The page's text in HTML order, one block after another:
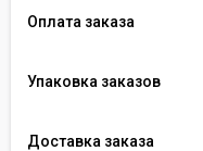
Оплата заказа
Упаковка заказов
Доставка заказа